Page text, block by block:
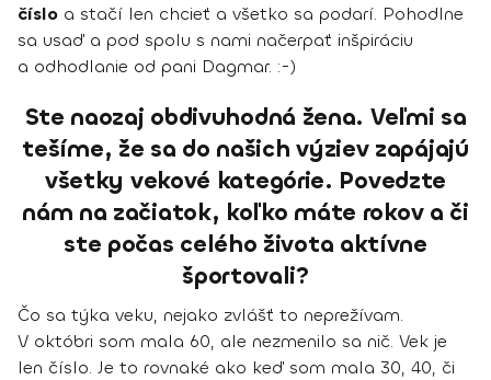
číslo a stačí len chcieť a všetko sa podarí. Pohodlne
sa usaď a pod spolu s nami načerpať inšpiráciu
a odhodlanie od pani Dagmar. :-)
Ste naozaj obdivuhodná žena. Veľmi sa
tešíme, že sa do našich výziev zapájajú
všetky vekové kategórie. Povedzte
nám na začiatok, koľko máte rokov a či
ste počas celého života aktívne
športovali?
Čo sa týka veku, nejako zvlášť to neprežívam.
V októbri som mala 60, ale nezmenilo sa nič. Vek je
len číslo. Je to rovnaké ako keď som mala 30, 40, či